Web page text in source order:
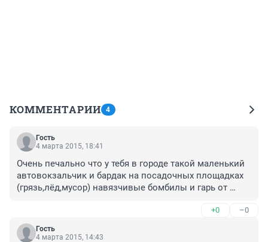
КОММЕНТАРИИ 4
Гость
4 марта 2015, 18:41
Очень печально что у тебя в городе такой маленький
автовокзальчик и бардак на посадочных площадках
(грязь,лёд,мусор) навязчивые бомбилы и гарь от
+0 –0
Гость
4 марта 2015, 14:43